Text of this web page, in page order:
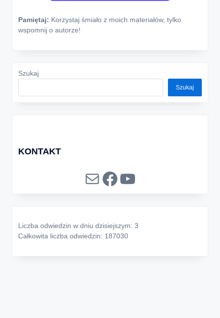
Pamiętaj: Korzystaj śmiało z moich materiałów, tylko
wspomnij o autorze!
Szukaj
Szukaj
KONTAKT
MailFacebook
YouTube
Liczba odwiedzin w dniu dzisiejszym: 3
Całkowita liczba odwiedzin: 187030